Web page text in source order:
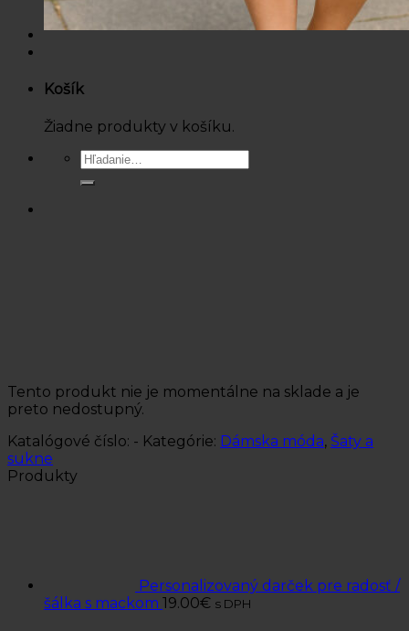
Košík
Žiadne produkty v košíku.
Hľadať:
Tento produkt nie je momentálne na sklade a je
preto nedostupný.
Katalógové číslo: - Kategórie: Dámska móda, Šaty a
sukne
Produkty
Personalizovaný darček pre radosť /
šálka s mackom 19.00€ s DPH